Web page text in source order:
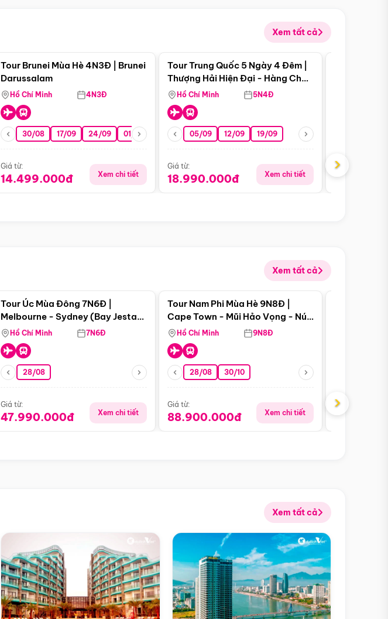
Xem tất cả
Tour Brunei Mùa Hè 4N3Đ | Brunei
Darussalam
Hồ Chí Minh 4N3Đ
30/08 17/09 24/09 01/10 15/10 29/10
Giá từ:
14.499.000đ Xem chi tiết
Điểm nổi bật
Tour Trung Quốc 5 Ngày 4 Đêm |
Thượng Hải Hiện Đại - Hàng Châu
Nên Thơ - Ô Trấn Cổ Kính
Hồ Chí Minh 5N4Đ
05/09 12/09 19/09
Giá từ:
18.990.000đ Xem chi tiết
Giá từ:
›
Xem tất cả
Tour Úc Mùa Đông 7N6Đ |
Melbourne - Sydney (Bay Jestar
Airways)
Hồ Chí Minh 7N6Đ
28/08
Giá từ:
47.990.000đ Xem chi tiết
Điểm nổi bật
Tour Nam Phi Mùa Hè 9N8Đ |
Cape Town - Mũi Hảo Vọng - Núi
Bàn - Johannesburg - Pretoria -
Safari - Lodge
Hồ Chí Minh 9N8Đ
28/08 30/10
Giá từ:
88.900.000đ Xem chi tiết
Giá từ:
›
Xem tất cả